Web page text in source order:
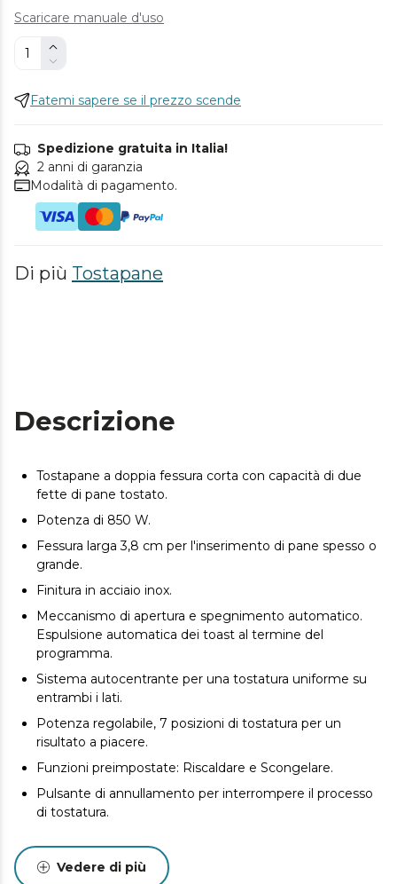
Scaricare manuale d'uso
Fatemi sapere se il prezzo scende
Spedizione gratuita in Italia!
2 anni di garanzia
Modalità di pagamento.
Di più Tostapane
Descrizione
Tostapane a doppia fessura corta con capacità di due
fette di pane tostato.
Potenza di 850 W.
Fessura larga 3,8 cm per l'inserimento di pane spesso o
grande.
Finitura in acciaio inox.
Meccanismo di apertura e spegnimento automatico.
Espulsione automatica dei toast al termine del
programma.
Sistema autocentrante per una tostatura uniforme su
entrambi i lati.
Potenza regolabile, 7 posizioni di tostatura per un
risultato a piacere.
Funzioni preimpostate: Riscaldare e Scongelare.
Pulsante di annullamento per interrompere il processo
di tostatura.
Vedere di più